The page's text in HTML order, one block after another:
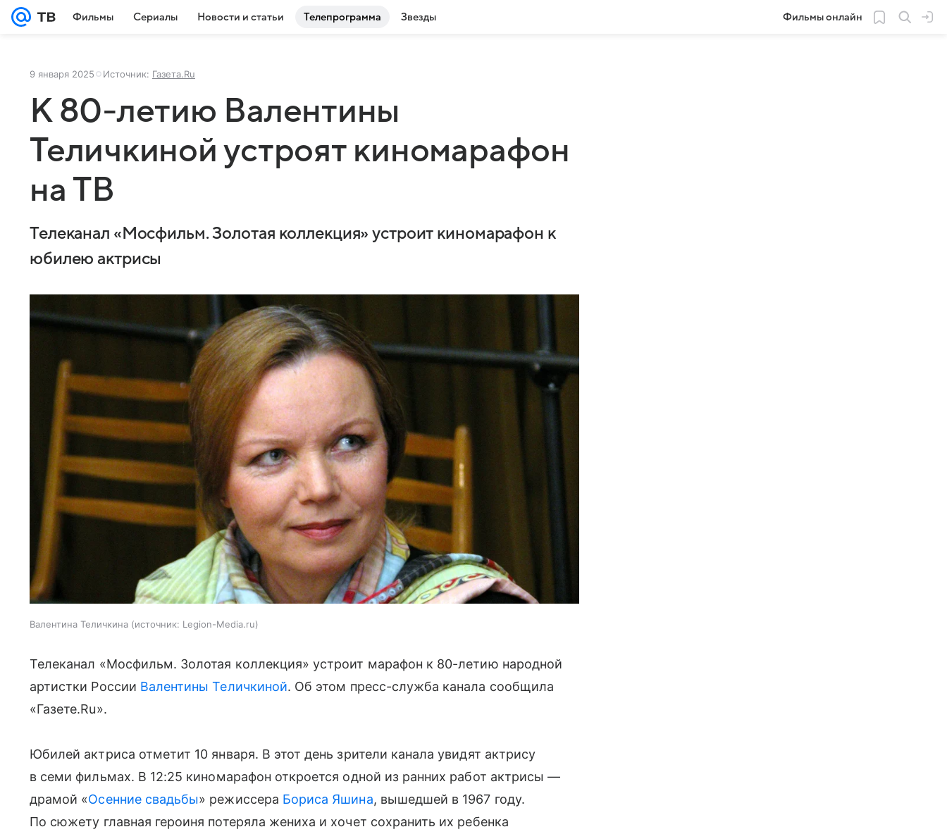
Фильмы Сериалы Новости и статьи Телепрограмма Звезды Фильмы онлайн
9 января 2025 Источник: Газета.Ru
К 80-летию Валентины
Теличкиной устроят киномарафон
на ТВ
Телеканал «Мосфильм. Золотая коллекция» устроит киномарафон к
юбилею актрисы
Валентина Теличкина источник: Legion-Media.ru
Телеканал «Мосфильм. Золотая коллекция» устроит марафон к 80-летию народной
артистки России Валентины Теличкиной. Об этом пресс-служба канала сообщила
«Газете.Ru».
Юбилей актриса отметит 10 января. В этот день зрители канала увидят актрису
в семи фильмах. В 12:25 киномарафон откроется одной из ранних работ актрисы —
драмой «Осенние свадьбы» режиссера Бориса Яшина, вышедшей в 1967 году.
По сюжету главная героиня потеряла жениха и хочет сохранить их ребенка